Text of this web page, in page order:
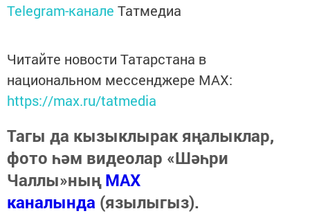
Telegram-канале Татмедиа
Читайте новости Татарстана в
национальном мессенджере MАХ:
https://max.ru/tatmedia
Тагы да кызыклырак яңалыклар,
фото һәм видеолар «Шәһри
Чаллы»ныңMAX
каналында (язылыгыз).